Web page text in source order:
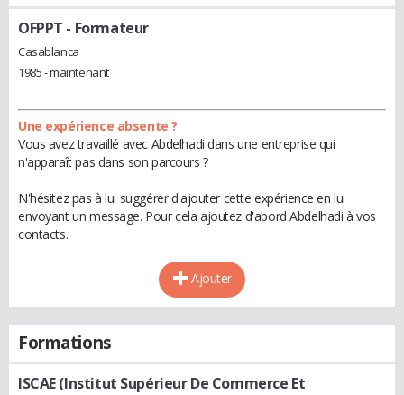
OFPPT - Formateur
Casablanca
1985 - maintenant
Une expérience absente ?
Vous avez travaillé avec Abdelhadi dans une entreprise qui
n'apparaît pas dans son parcours ?
N'hésitez pas à lui suggérer d'ajouter cette expérience en lui
envoyant un message. Pour cela ajoutez d'abord Abdelhadi à vos
contacts.
Ajouter
Formations
ISCAE (Institut Supérieur De Commerce Et